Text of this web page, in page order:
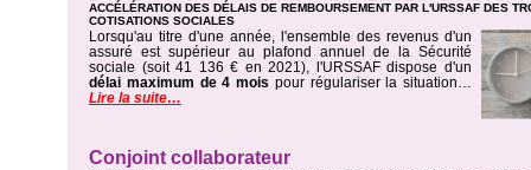
ACCÉLÉRATION DES DÉLAIS DE REMBOURSEMENT PAR L'URSSAF DES
COTISATIONS SOCIALES
Lorsqu'au titre d'une année, l'ensemble des revenus d'un
assuré est supérieur au plafond annuel de la Sécurité
sociale (soit 41 136 € en 2021), l'URSSAF dispose d'un
délai maximum de 4 mois pour régulariser la situation…
Lire la suite…
Conjoint collaborateur